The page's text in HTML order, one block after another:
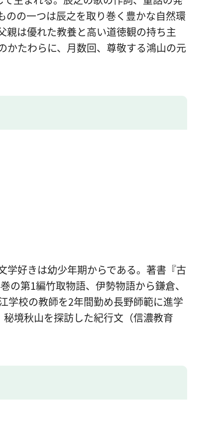
のの一つは辰之を取り巻く豊かな自然環
親は優れた教養と高い道徳観の持ち主
かたわらに、月数回、尊敬する鴻山の元
学好きは幼少年期からである。著書『古
第1編竹取物語、伊勢物語から鎌倉、
学校の教師を2年間勤め長野師範に進学
境秋山を探訪した紀行文（信濃教育